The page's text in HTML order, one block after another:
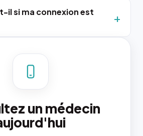
il si ma connexion est
un médecin